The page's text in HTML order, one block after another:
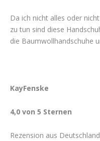
Da ich nicht alles oder
zu tun sind diese
die Baumwollhandschuhe
KayFenske
4,0 von 5 Sternen
Rezension aus